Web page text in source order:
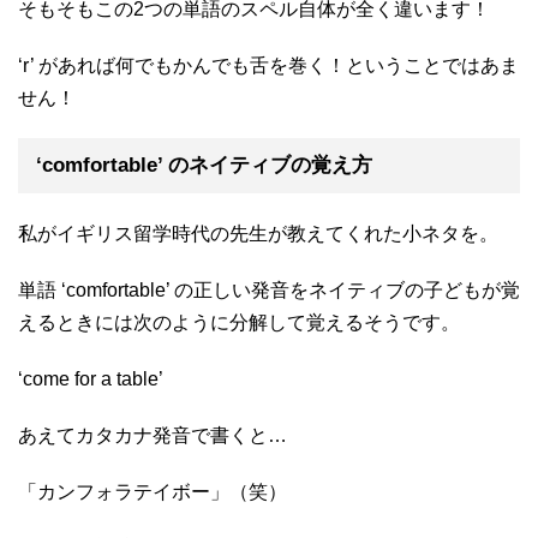
そもそもこの2つの単語のスペル自体が全く違います！
‘r’ があれば何でもかんでも舌を巻く！ということではあま
せん！
‘comfortable’ のネイティブの覚え方
私がイギリス留学時代の先生が教えてくれた小ネタを。
単語 ‘comfortable’ の正しい発音をネイティブの子どもが覚
えるときには次のように分解して覚えるそうです。
‘come for a table’
あえてカタカナ発音で書くと…
「カンフォラテイボー」（笑）